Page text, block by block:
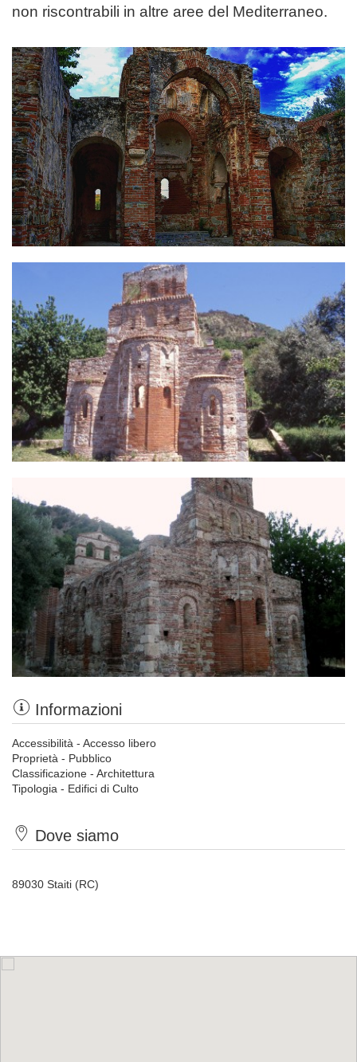
non riscontrabili in altre aree del Mediterraneo.
Informazioni
Accessibilità - Accesso libero
Proprietà - Pubblico
Classificazione - Architettura
Tipologia - Edifici di Culto
Dove siamo
89030 Staiti (RC)